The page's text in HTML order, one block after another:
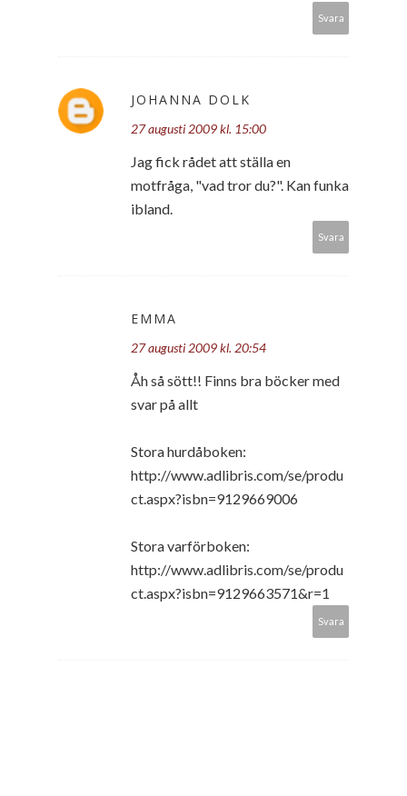
Svara
JOHANNA DOLK
27 augusti 2009 kl. 15:00
Jag fick rådet att ställa en
motfråga, "vad tror du?". Kan funka
ibland.
Svara
EMMA
27 augusti 2009 kl. 20:54
Åh så sött!! Finns bra böcker med
svar på allt
Stora hurdåboken:
http://www.adlibris.com/se/produ
ct.aspx?isbn=9129669006
Stora varförboken:
http://www.adlibris.com/se/produ
ct.aspx?isbn=9129663571&r=1
Svara